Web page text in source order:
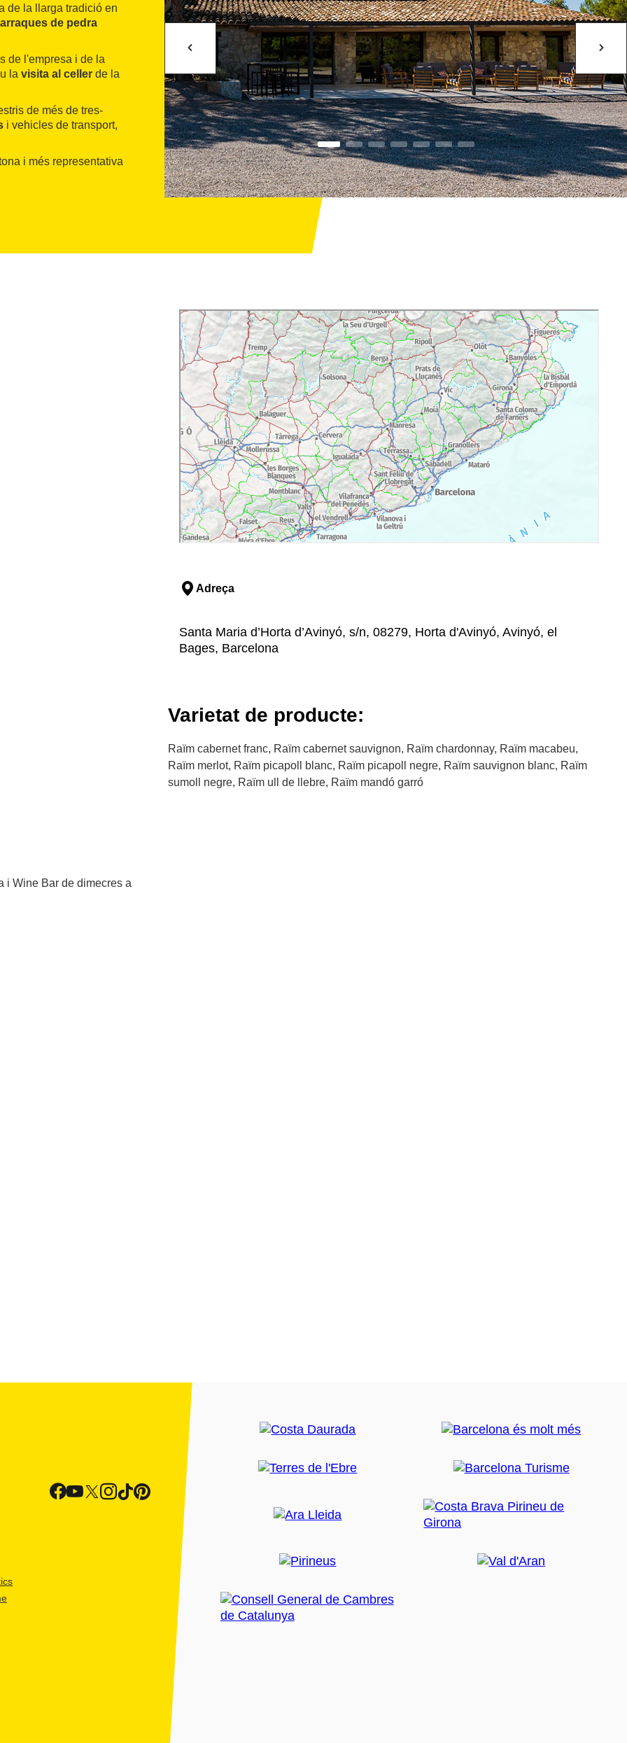
de la llarga tradició en
de pedra
de l'empresa i de la
la visita al celler de la
de més de tres-
i vehicles de transport,
i més representativa
de la fauna i flora
Adreça
Santa Maria d’Horta d’Avinyó, s/n, 08279, Horta d'Avinyó, Avinyó, el
Bages, Barcelona
Varietat de producte:
Raïm cabernet franc, Raïm cabernet sauvignon, Raïm chardonnay, Raïm macabeu,
Raïm merlot, Raïm picapoll blanc, Raïm picapoll negre, Raïm sauvignon blanc, Raïm
sumoll negre, Raïm ull de llebre, Raïm mandó garró
i Wine Bar de dimecres a